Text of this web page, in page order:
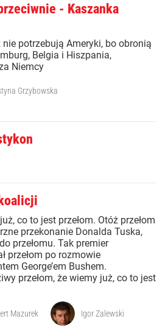
- Kaszanka
nie potrzebują Ameryki, bo obronią
Belgia i Hiszpania,
Niemcy
Grzybowska
co to jest przełom. Otóż przełom
przekonanie Donalda Tuska,
przełomu. Tak premier
przełom po rozmowie
George’em Bushem.
przełom, że wiemy już, co to jest
Mazurek Igor Zalewski